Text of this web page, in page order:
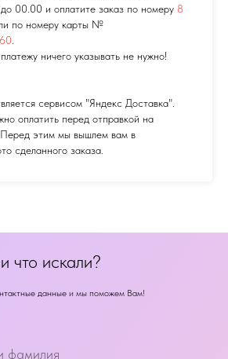
00.00 и оплатите заказ по номеру 8
по номеру карты №
ничего указывать не нужно!
сервисом "Яндекс Доставка".
оплатить перед отправкой на
этим мы вышлем вам в
сделанного заказа.
что искали?
данные и мы поможем Вам!